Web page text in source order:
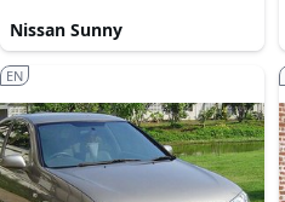
Nissan Sunny
EN